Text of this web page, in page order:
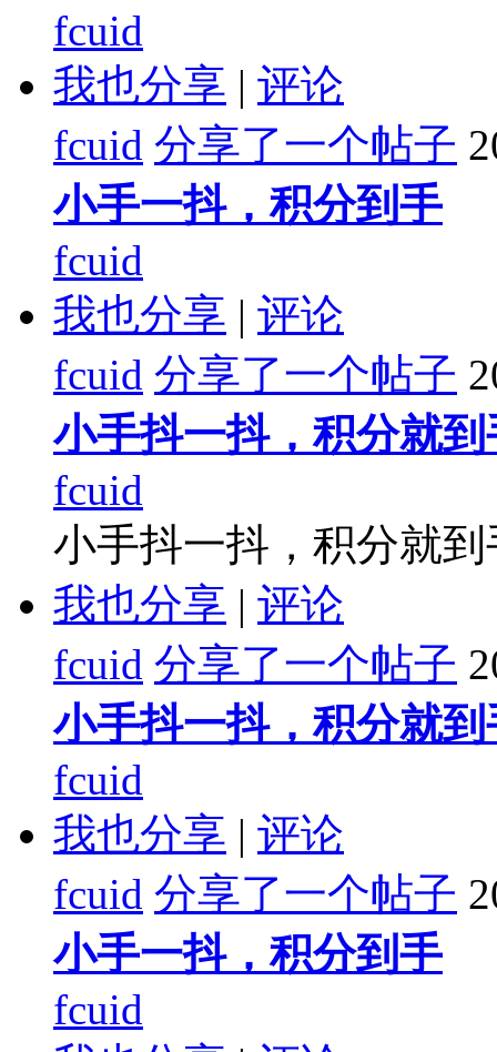
fcuid
我也分享 | 评论
fcuid 分享了一个帖子
小手一抖，积分到手
fcuid
我也分享 | 评论
fcuid 分享了一个帖子
小手抖一抖，积分就到
fcuid
小手抖一抖，积分就到
我也分享 | 评论
fcuid 分享了一个帖子
小手抖一抖，积分就到
fcuid
我也分享 | 评论
fcuid 分享了一个帖子
小手一抖，积分到手
fcuid